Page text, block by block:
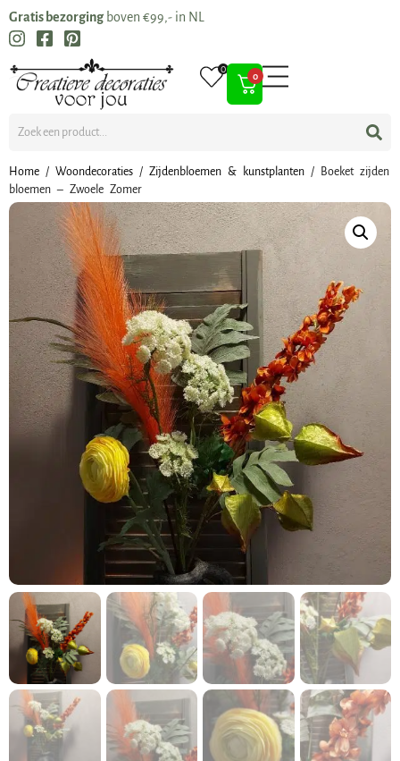
Gratis bezorging boven €99,- in NL
0
0
Home / Woondecoraties / Zijdenbloemen & kunstplanten / Boeket zijden
bloemen – Zwoele Zomer